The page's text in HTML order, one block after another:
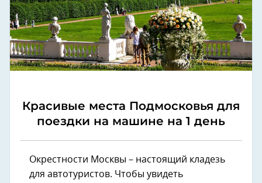
Красивые места Подмосковья для
поездки на машине на 1 день
Окрестности Москвы – настоящий кладезь
для автотуристов. Чтобы увидеть